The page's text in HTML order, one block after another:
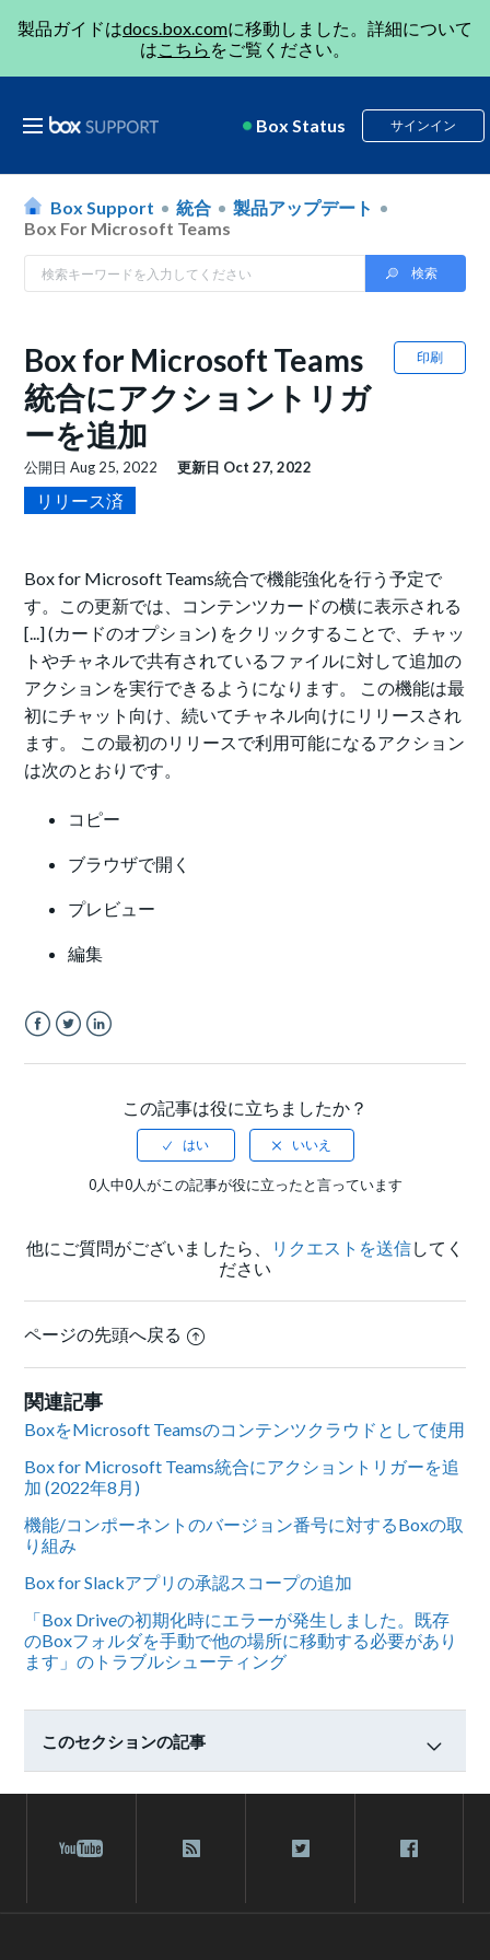
製品ガイドはdocs.box.comに移動しました。詳細について
はこちら をご覧ください。
Box Status サインイン
Box Support 統合
製品アップデート
Box For Microsoft Teams
印刷
Box for Microsoft Teams
統合にアクショントリガ
ーを追加
公開日Aug 25, 2022 更新日 Oct 27, 2022
リリース済
Box for Microsoft Teams統合で機能強化を行う予定で
す。この更新では、コンテンツカードの横に表示される
[...] (カードのオプション) をクリックすることで、チャッ
トやチャネルで共有されているファイルに対して追加の
アクションを実行できるようになります。 この機能は最
初にチャット向け、続いてチャネル向けにリリースされ
ます。 この最初のリリースで利用可能になるアクション
は次のとおりです。
コピー
ブラウザで開く
プレビュー
編集
この記事は役に立ちましたか？
0人中0人がこの記事が役に立ったと言っています
他にご質問がございましたら、 リクエストを送信してく
ださい
ページの先頭へ戻る
関連記事
BoxをMicrosoft Teamsのコンテンツクラウドとして使用
Box for Microsoft Teams統合にアクショントリガーを追
加 (2022年8月)
機能/コンポーネントのバージョン番号に対するBoxの取
り組み
Box for Slackアプリの承認スコープの追加
「Box Driveの初期化時にエラーが発生しました。既存
のBoxフォルダを手動で他の場所に移動する必要があり
ます」のトラブルシューティング
このセクションの記事